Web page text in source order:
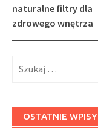
naturalne filtry dla
zdrowego wnętrza
OSTATNIE WPISY